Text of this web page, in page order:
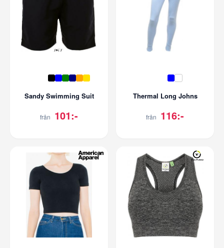
Sandy Swimming Suit
från 101:-
Thermal Long Johns
från 116:-